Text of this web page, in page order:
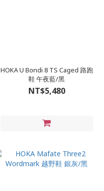
HOKA U Bondi 8 TS Caged 路跑
鞋 午夜藍/黑
NT$5,480